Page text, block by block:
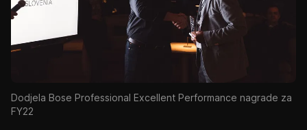
Dodjela Bose Professional Excellent Performance nagrade za
FY22